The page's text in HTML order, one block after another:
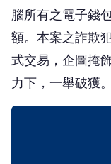
腦所有之電子錢
額。本案之詐欺
式交易，企圖掩
力下，一舉破獲。